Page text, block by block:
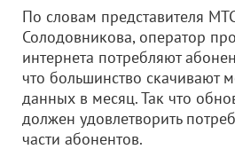
По словам представителя
Солодовникова, оператор
интернета потребляют
что большинство скачивают
данных в месяц. Так что
должен удовлетворить
части абонентов.